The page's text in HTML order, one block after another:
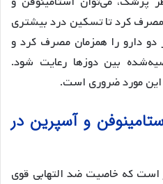
مصرف کرد تا تسکین درد بیشتری
دو دارو را همزمان مصرف کرد و
بین دوزها رعایت شود.
مورد ضروری است.
و آسپرین در
که خاصیت ضد التهابی قوی